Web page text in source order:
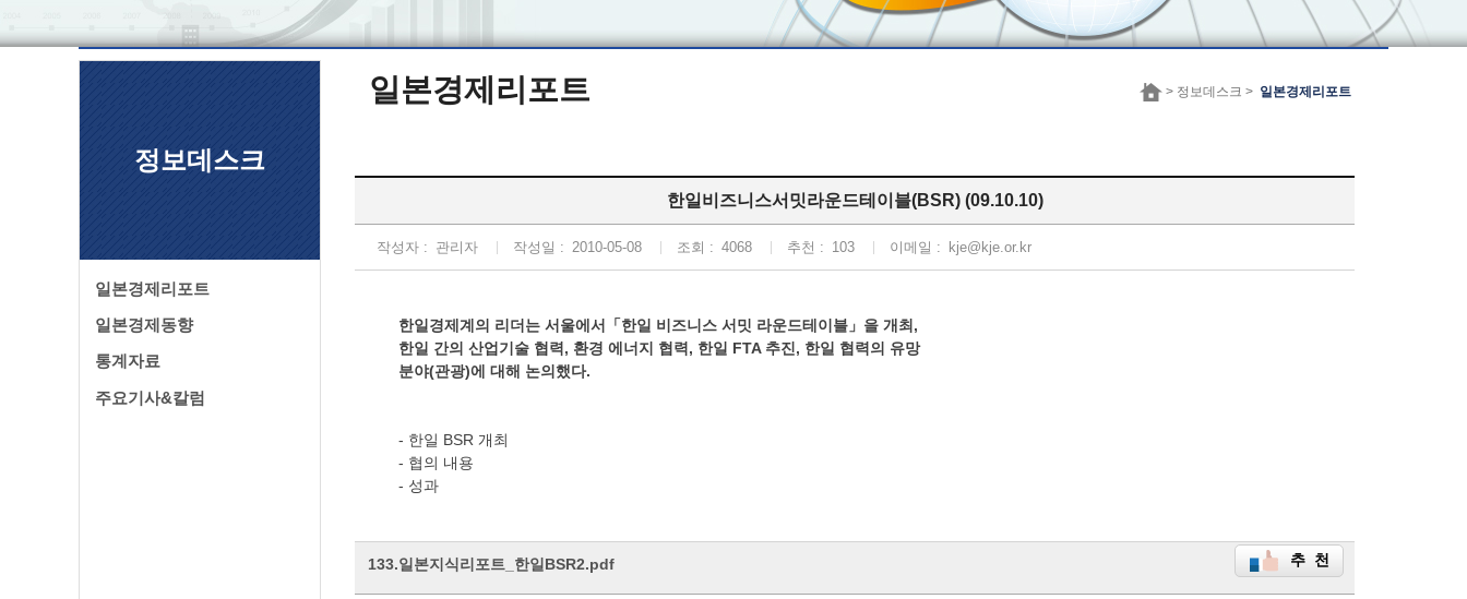
정보데스크
일본경제리포트
일본경제동향
통계자료
주요기사&칼럼
일본경제리포트 > 정보데스크 > 일본경제리포트
한일비즈니스서밋라운드테이블(BSR) (09.10.10)
작성자 : 관리자 작성일 : 2010-05-08 조회 : 4068 추천 : 103 이메일 : kje@kje.or.kr
한일경제계의 리더는 서울에서「한일 비즈니스 서밋 라운드테이블」을 개최,
한일 간의 산업기술 협력, 환경 에너지 협력, 한일 FTA 추진, 한일 협력의 유망
분야(관광)에 대해 논의했다.
- 한일 BSR 개최
- 협의 내용
- 성과
133.일본지식리포트_한일BSR2.pdf 추 천